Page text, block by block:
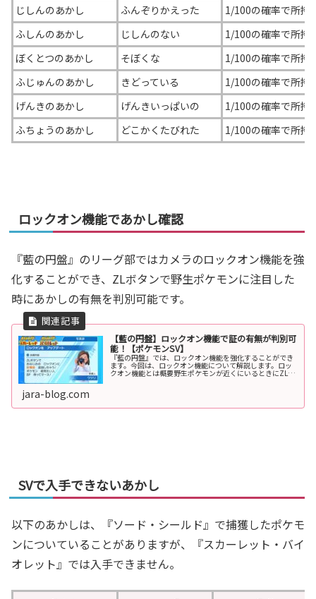
じしんのあかし
ふんぞりかえった
1/100の確率で所持
ふしんのあかし
じしんのない
1/100の確率で所持
ぼくとつのあかし
そぼくな
1/100の確率で所持
ふじゅんのあかし
きどっている
1/100の確率で所持
げんきのあかし
げんきいっぱいの
1/100の確率で所持
ふちょうのあかし
どこかくたびれた 1/100の確率で所持
ロックオン機能であかし確認
『藍の円盤』のリーグ部ではカメラのロックオン機能を強
化することができ、ZLボタンで野生ポケモンに注目した
時にあかしの有無を判別可能です。
【藍の円盤】ロックオン機能で証の有無が判別可
能！【ポケモンSV】
『藍の円盤』では、ロックオン機能を強化することができ
ます。今回は、ロックオン機能について解説します。ロッ
クオン機能とは概要野生ポケモンが近くにいるときにZLボ
タンを押すと、そのポケモンにカメラが注目します。捕獲
jara-blog.com
SVで入手できないあかし
以下のあかしは、『ソード・シールド』で捕獲したポケモ
ンについていることがありますが、『スカーレット・バイ
オレット』では入手できません。